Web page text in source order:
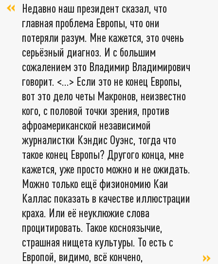
Недавно наш президент сказал, что
главная проблема Европы, что они
потеряли разум. Мне кажется, это очень
серьёзный диагноз. И с большим
сожалением это Владимир Владимирович
говорит. <…> Если это не конец Европы,
вот это дело четы Макронов, неизвестно
кого, с половой точки зрения, против
афроамериканской независимой
журналистки Кэндис Оуэнс, тогда что
такое конец Европы? Другого конца, мне
кажется, уже просто можно и не ожидать.
Можно только ещё физиономию Каи
Каллас показать в качестве иллюстрации
краха. Или её неуклюжие слова
процитировать. Такое косноязычие,
страшная нищета культуры. То есть с
Европой, видимо, всё кончено,